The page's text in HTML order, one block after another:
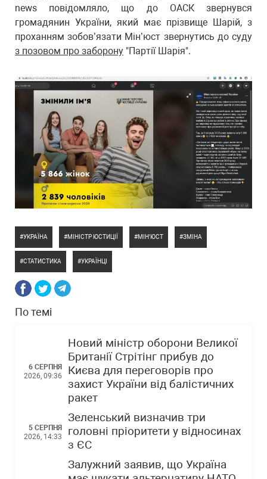
news повідомляло, що до ОАСК звернувся
громадянин України, який має прізвище Шарій, з
проханням зобов’язати Мін’юст звернутись до суду
з позовом про заборону "Партії Шарія".
УКРАЇНА МІНІСТР ЮСТИЦІЇ МІН'ЮСТ ЗМІНА
СТАТИСТИКА УКРАЇНЦІ
По темі
6 СЕРПНЯ
2026, 09:36
Новий міністр оборони Великої
Британії Стрітінг прибув до
Києва для переговорів про
захист України від балістичних
ракет
5 СЕРПНЯ
2026, 14:33
Зеленський визначив три
головні пріоритети у відносинах
з ЄС
Залужний заявив, що Україна